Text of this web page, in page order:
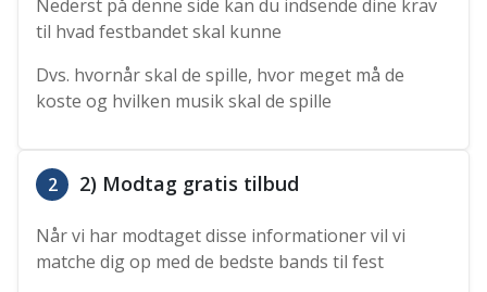
Nederst på denne side kan du indsende dine krav
til hvad festbandet skal kunne
Dvs. hvornår skal de spille, hvor meget må de
koste og hvilken musik skal de spille
2 2) Modtag gratis tilbud
Når vi har modtaget disse informationer vil vi
matche dig op med de bedste bands til fest